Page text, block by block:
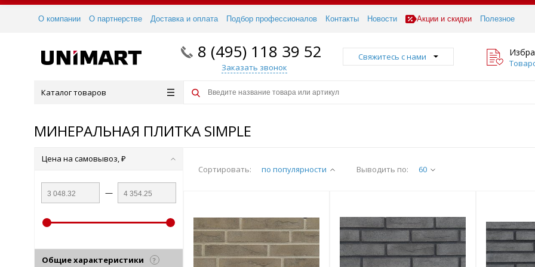
О компании О партнерстве Доставка и оплата Подбор профессионалов Контакты Новости Акции и скидки Полезное
8 (495) 118 39 52
Заказать звонок
Свяжитесь с нами
Каталог товаров
МИНЕРАЛЬНАЯ ПЛИТКА SIMPLE
Сортировать: по популярности Выводить по: 60
Цена на самовывоз, ₽
—
Общие характеристики ?